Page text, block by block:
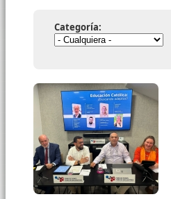
Categoría: